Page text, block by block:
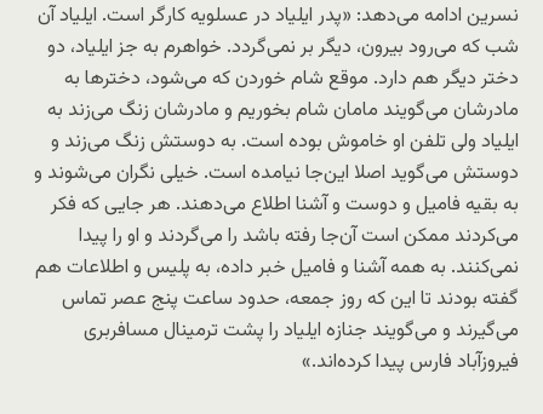
نسرین ادامه می‌دهد: «پدر ایلیاد در عسلویه کارگر است. ایلیاد آن
شب که می‌رود بیرون، دیگر بر نمی‌گردد. خواهرم به جز ایلیاد، دو
دختر دیگر هم دارد. موقع شام خوردن که می‌شود، دخترها به
مادرشان می‌گویند مامان شام بخوریم و مادرشان زنگ می‌زند به
ایلیاد ولی تلفن او خاموش بوده است. به دوستش زنگ می‌زند و
دوستش می‌گوید اصلا این‌جا نیامده است. خیلی نگران می‌شوند و
به بقیه فامیل و دوست و آشنا اطلاع می‌دهند. هر جایی که فکر
می‌کردند ممکن است آن‌جا رفته باشد را می‌گردند و او را پیدا
نمی‌کنند. به همه آشنا و فامیل خبر داده، به پلیس و اطلاعات هم
گفته بودند تا این‌ که روز جمعه، حدود ساعت پنج عصر تماس
می‌گیرند و می‌گویند جنازه ایلیاد را پشت ترمینال مسافربری
فیروزآباد فارس پیدا کرده‌اند.»